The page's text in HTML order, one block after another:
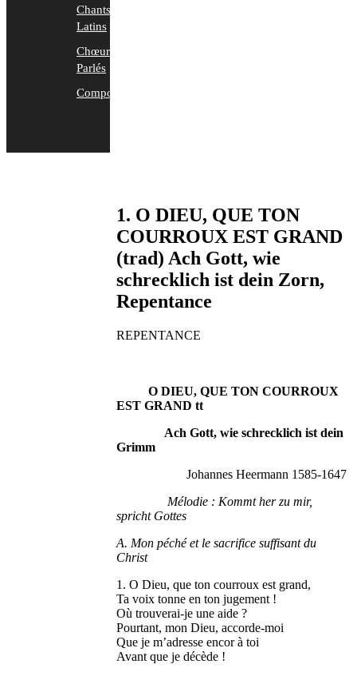
1. O DIEU, QUE TON
COURROUX EST GRAND
(trad) Ach Gott, wie
schrecklich ist dein Zorn,
Repentance
REPENTANCE
O DIEU, QUE TON COURROUX
EST GRAND tt
Ach Gott, wie schrecklich ist dein
Grimm
Johannes Heermann 1585-1647
Mélodie : Kommt her zu mir,
spricht Gottes
A. Mon péché et le sacrifice suffisant du
Christ
1. O Dieu, que ton courroux est grand,
Ta voix tonne en ton jugement !
Où trouverai-je une aide ?
Pourtant, mon Dieu, accorde-moi
Que je m’adresse encor à toi
Avant que je décède !
Chants
Latins
Chœurs
Parlés
Compositions